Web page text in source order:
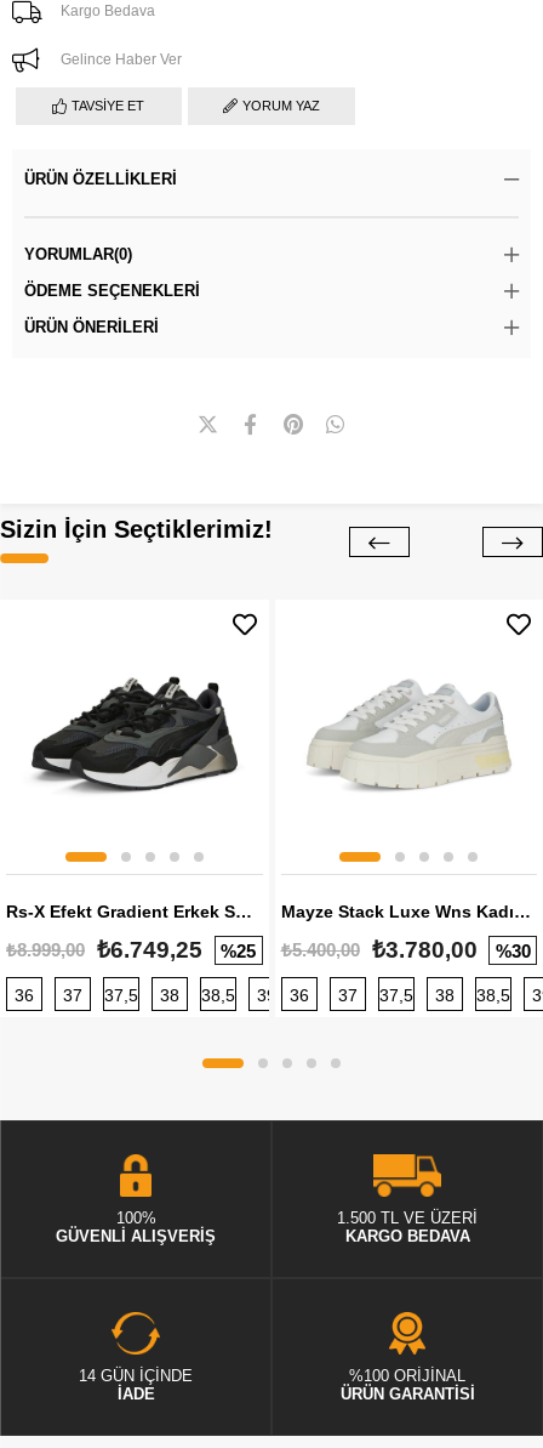
Kargo Bedava
Gelince Haber Ver
TAVSIYE ET YORUM YAZ
ÜRÜN ÖZELLIKLERI
YORUMLAR(0)
ÖDEME SEÇENEKLERI
ÜRÜN ÖNERILERI
Sizin İçin Seçtiklerimiz!
Rs-X Efekt Gradient Erkek Sneaker
₺8.999,00 ₺6.749,25 %25
36 37 37,5 38 38,5 39 40 40,5 41 42 42,5
Mayze Stack Luxe Wns Kadın Sneaker
₺5.400,00 ₺3.780,00 %30
36 37 37,5 38 38,5
100%
GÜVENLİ ALIŞVERİŞ
1.500 TL VE ÜZERİ
KARGO BEDAVA
14 GÜN İÇİNDE
İADE
%100 ORİJİNAL
ÜRÜN GARANTİSİ